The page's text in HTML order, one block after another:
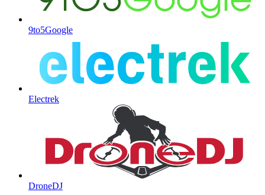
9to5Google
Electrek
DroneDJ